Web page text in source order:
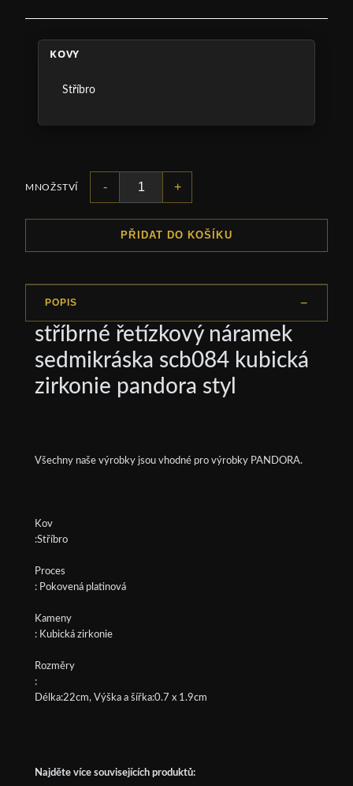
KOVY
Stříbro
MNOŽSTVÍ - +
PŘIDAT DO KOŠÍKU
POPIS
stříbrné řetízkový náramek
sedmikráska scb084 kubická
zirkonie pandora styl
Všechny naše výrobky jsou vhodné pro výrobky PANDORA.
Kov
:Stříbro
Proces
: Pokovená platinová
Kameny
: Kubická zirkonie
Rozměry
:
Délka:22cm, Výška a šířka:0.7 x 1.9cm
Najděte více souvisejících produktů: